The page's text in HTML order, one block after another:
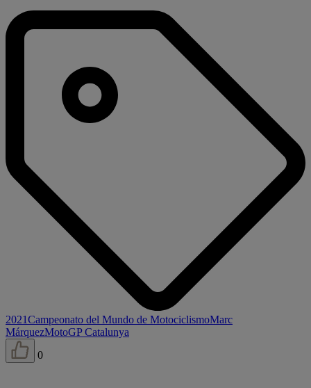
2021Campeonato del Mundo de MotociclismoMarc
MárquezMotoGP Catalunya
0